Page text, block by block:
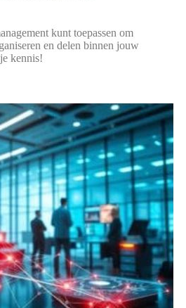
kunt toepassen om
en delen binnen jouw
kennis!